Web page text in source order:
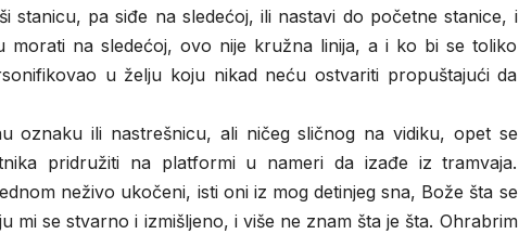
stanicu, pa siđe na sledećoj, ili nastavi do početne stanice, i
morati na sledećoj, ovo nije kružna linija, a i ko bi se toliko
u želju koju nikad neću ostvariti propuštajući da
oznaku ili nastrešnicu, ali ničeg sličnog na vidiku, opet se
pridružiti na platformi u nameri da izađe iz tramvaja.
neživo ukočeni, isti oni iz mog detinjeg sna, Bože šta se
mi se stvarno i izmišljeno, i više ne znam šta je šta. Ohrabrim